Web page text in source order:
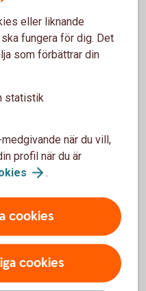
Sparbankernas
vad som händer om
är till
ska vända dig om du
En lista över
finns hos
eller liknande
fungera för dig. Det
som förbättrar din
statistik
när du vill,
profil när du är
.
cookies
cookies